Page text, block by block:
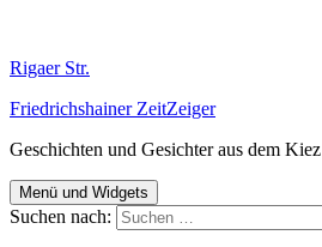
Rigaer Str.
Friedrichshainer ZeitZeiger
Geschichten und Gesichter aus dem Kiez
Menü und Widgets
Suchen nach: